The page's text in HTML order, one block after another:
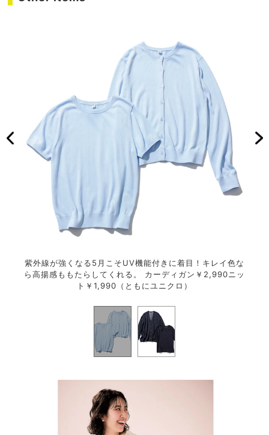
紫外線が強くなる5月こそUV機能付きに着目！キレイ色な
ら高揚感ももたらしてくれる。 カーディガン￥2,990ニッ
ト￥1,990（ともにユニクロ）